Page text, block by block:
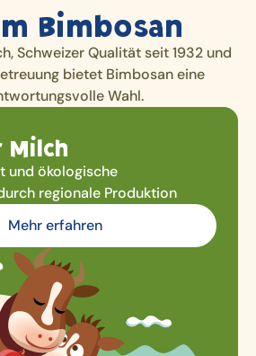
Bimbosan
Schweizer Qualität seit 1932 und
bietet Bimbosan eine
Wahl.
Milch
und ökologische
regionale Produktion
Mehr erfahren